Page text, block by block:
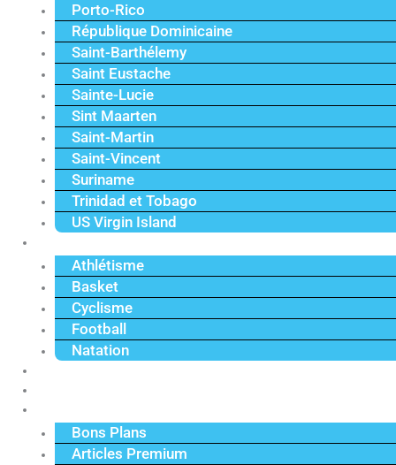
Porto-Rico
République Dominicaine
Saint-Barthélemy
Saint Eustache
Sainte-Lucie
Sint Maarten
Saint-Martin
Saint-Vincent
Suriname
Trinidad et Tobago
US Virgin Island
Athlétisme
Basket
Cyclisme
Football
Natation
Bons Plans
Articles Premium